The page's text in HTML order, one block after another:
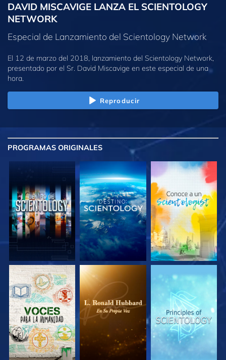
DAVID MISCAVIGE LANZA EL SCIENTOLOGY
NETWORK
Especial de Lanzamiento del Scientology Network
El 12 de marzo del 2018, lanzamiento del Scientology Network,
presentado por el Sr. David Miscavige en este especial de una
hora.
Reproducir
PROGRAMAS ORIGINALES
EXPLORA LAS
SERIES
EXPLORA LAS
SERIES
EXPLORA LAS
SERIES